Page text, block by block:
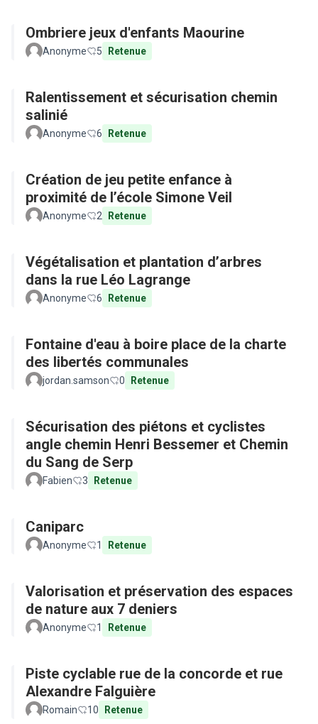
Ombriere jeux d'enfants Maourine
Anonyme 5 Retenue
Ralentissement et sécurisation chemin
salinié
Anonyme 6 Retenue
Création de jeu petite enfance à
proximité de l’école Simone Veil
Anonyme 2 Retenue
Végétalisation et plantation d’arbres
dans la rue Léo Lagrange
Anonyme 6 Retenue
Fontaine d'eau à boire place de la charte
des libertés communales
jordan.samson 0 Retenue
Sécurisation des piétons et cyclistes
angle chemin Henri Bessemer et Chemin
du Sang de Serp
Fabien 3 Retenue
Caniparc
Anonyme 1 Retenue
Valorisation et préservation des espaces
de nature aux 7 deniers
Anonyme 1 Retenue
Piste cyclable rue de la concorde et rue
Alexandre Falguière
Romain 10 Retenue